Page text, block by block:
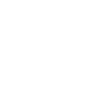
사용됩니
사이트 방